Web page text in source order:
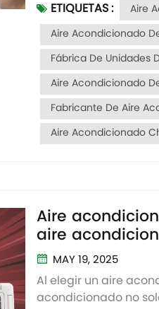
embargo, si el
fácilmente "zonas
eficien...
ETIQUETAS :
Aire
Aire Acondicionado
Fábrica De Unidades
Aire Acondicionado
Fabricante De Aire
Aire Acondicionado
Aire
aire
el mejor para
MAY 19, 2025
Al elegir un aire
acondicionado no